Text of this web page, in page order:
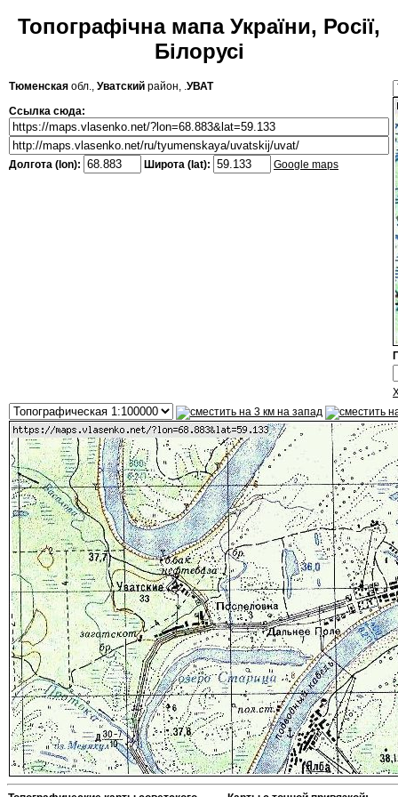
Топографічна мапа України, Росії,
Білорусі
Тюменская обл., Уватский район, .УВАТ
Ссылка сюда:
Долгота (lon): Широта (lat): Google maps